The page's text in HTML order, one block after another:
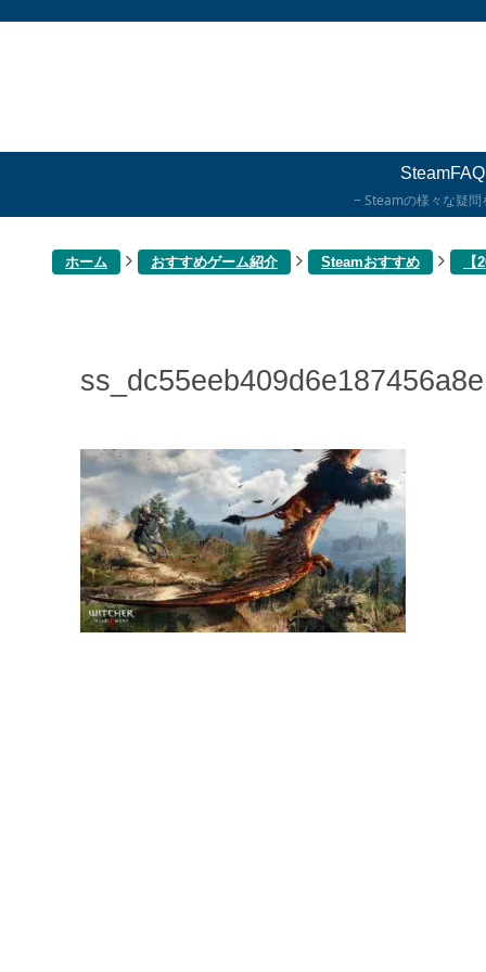
SteamFAQ
Steamの様々な疑問
ホーム おすすめゲーム紹介 Steamおすすめ